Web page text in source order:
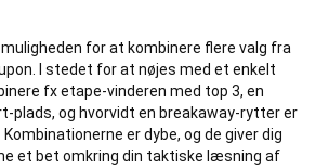
for at kombinere flere valg fra
I stedet for at nøjes med et enkelt
fx etape-vinderen med top 3, en
plads, og hvorvidt en breakaway-rytter er
er dybe, og de giver dig
et bet omkring din taktiske læsning af